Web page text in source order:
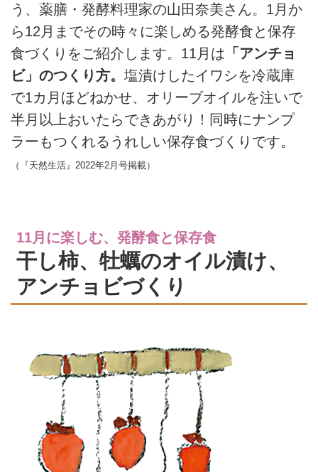
う、薬膳・発酵料理家の山田奈美さん。1月か
ら12月までその時々に楽しめる発酵食と保存
食づくりをご紹介します。11月は 「アンチョ
ビ」のつくり方。 塩漬けしたイワシを冷蔵庫
で1カ月ほどねかせ、オリーブオイルを注いで
半月以上おいたらできあがり！同時にナンプ
ラーもつくれるうれしい保存食づくりです。
（『天然生活』2022年2月号掲載）
11月に楽しむ、発酵食と保存食
干し柿、牡蠣のオイル漬け、
アンチョビづくり